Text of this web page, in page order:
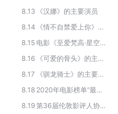
8.13
《汉娜》的主要演员
8.14
《情不自禁爱上你》的主要演员
8.15
电影《至爱梵高·星空之谜》参演的演员
8.16
《可爱的骨头》的主要演员
8.17
《驯龙骑士》的主要演员
8.18
2020年电影榜单“最受关注演员”
8.19
第36届伦敦影评人协会奖获奖者